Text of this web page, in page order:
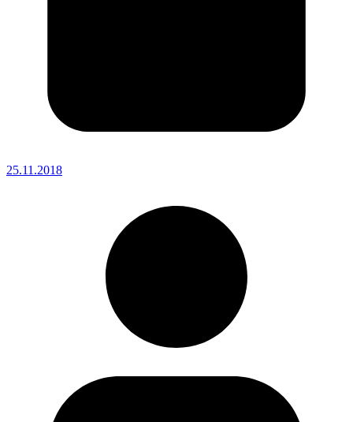
25.11.2018